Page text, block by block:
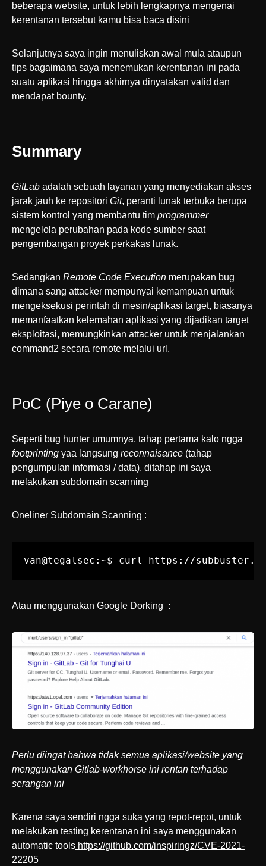
beberapa website, untuk lebih lengkapnya mengenai
kerentanan tersebut kamu bisa baca disini
Selanjutnya saya ingin menuliskan awal mula ataupun
tips bagaimana saya menemukan kerentanan ini pada
suatu aplikasi hingga akhirnya dinyatakan valid dan
mendapat bounty.
Summary
GitLab adalah sebuah layanan yang menyediakan akses
jarak jauh ke repositori Git, peranti lunak terbuka berupa
sistem kontrol yang membantu tim programmer
mengelola perubahan pada kode sumber saat
pengembangan proyek perkakas lunak.
Sedangkan Remote Code Execution merupakan bug
dimana sang attacker mempunyai kemampuan untuk
mengeksekusi perintah di mesin/aplikasi target, biasanya
memanfaatkan kelemahan aplikasi yang dijadikan target
eksploitasi, memungkinkan attacker untuk menjalankan
command2 secara remote melalui url.
PoC (Piye o Carane)
Seperti bug hunter umumnya, tahap pertama kalo ngga
footprinting yaa langsung reconnaisance (tahap
pengumpulan informasi / data). ditahap ini saya
melakukan subdomain scanning
Oneliner Subdomain Scanning :
van@tegalsec:~$ curl https://
Atau menggunakan Google Dorking :
Perlu diingat bahwa tidak semua aplikasi/website yang
menggunakan Gitlab-workhorse ini rentan terhadap
serangan ini
Karena saya sendiri ngga suka yang repot-repot, untuk
melakukan testing kerentanan ini saya menggunakan
automatic tools https://github.com/inspiringz/CVE-2021-
22205